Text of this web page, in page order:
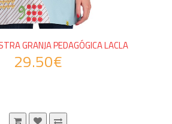
GRANJA PEDAGÓGICA LACLA
29.50€